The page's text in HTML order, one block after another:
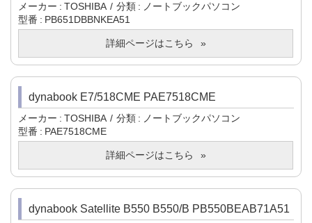
メーカー TOSHIBA 分類
ノートブックパソコン
型番
PB651DBBNKEA51
詳細ページはこちら
dynabook E7/518CME PAE7518CME
メーカー TOSHIBA 分類
ノートブックパソコン
型番
PAE7518CME
詳細ページはこちら
dynabook Satellite B550 B550/B PB550BEAB71A51